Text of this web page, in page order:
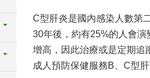
C型肝炎是國內感染人數第
30年後，約有25%的人會
增高，因此治療或是定期追
成人預防保健服務B、C型